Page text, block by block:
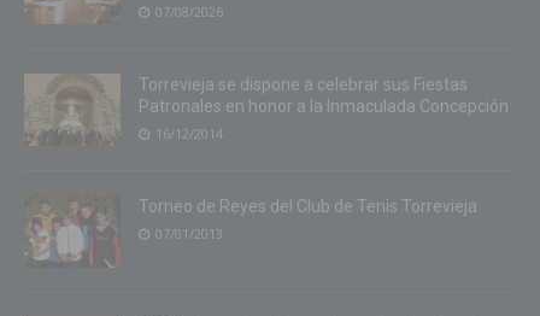
07/08/2026
Torrevieja se dispone a celebrar sus Fiestas
Patronales en honor a la Inmaculada Concepción
16/12/2014
Torneo de Reyes del Club de Tenis Torrevieja
07/01/2013